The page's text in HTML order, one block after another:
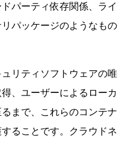
パーティ依存関係、ライ
パッケージのようなもの
リティソフトウェアの唯
、ユーザーによるローカ
まで、これらのコンテナ
ることです。クラウドネ